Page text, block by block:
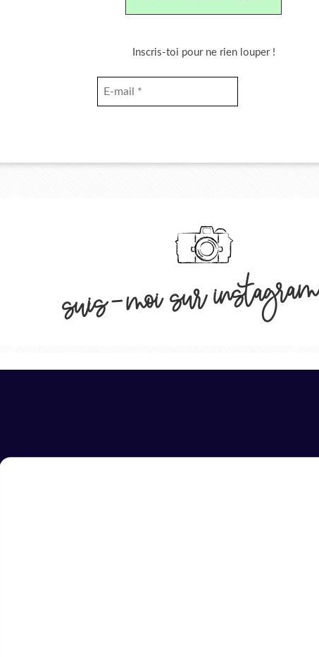
Inscris-toi pour ne rien louper !
suis-moi sur